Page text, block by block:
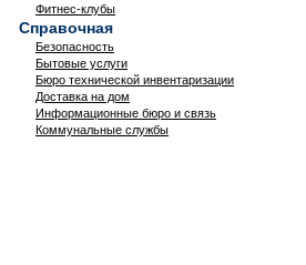
Фитнес-клубы
Справочная
Безопасность
Бытовые услуги
Бюро технической инвентаризации
Доставка на дом
Информационные бюро и связь
Коммунальные службы